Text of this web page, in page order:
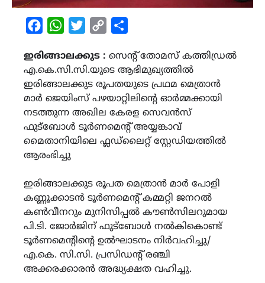
FacebookWhatsAppTwitterCopy
ഇരിങ്ങാലക്കുട : സെന്റ് തോമസ് കത്തിഡ്രൽ
എ.കെ.സി.സി.യുടെ ആഭിമുഖ്യത്തിൽ
ഇരിങ്ങാലക്കുട രൂപതയുടെ പ്രഥമ മെത്രാൻ
മാർ ജെയിംസ് പഴയാറ്റിലിന്റെ ഓർമ്മക്കായി
നടത്തുന്ന അഖില കേരള സെവൻസ്
ഫുട്ബോൾ ടൂർണമെന്റ് അയ്യങ്കാവ്
മൈതാനിയിലെ ഫ്ലഡ്ലൈറ്റ് സ്റ്റേഡിയത്തിൽ
ആരംഭിച്ചു
ഇരിങ്ങാലക്കുട രൂപത മെത്രാൻ മാർ പോളി
കണ്ണൂക്കാടൻ ടൂർണമെന്റ് കമ്മറ്റി ജനറൽ
കൺവീനറും മുനിസിപ്പൽ കൗൺസിലറുമായ
പി.ടി. ജോർജിന് ഫുട്ബോൾ നൽകികൊണ്ട്
ടൂർണമെന്റിന്റെ ഉൽഘാടനം നിർവഹിച്ചു/
എ.കെ. സി.സി. പ്രസിഡന്റ് രഞ്ചി
അക്കരക്കാരൻ അദ്ധ്യക്ഷത വഹിച്ചു.